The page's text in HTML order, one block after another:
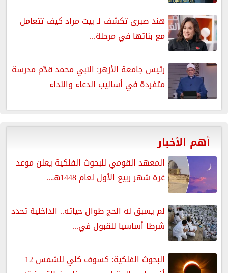
هند صبرى تكشف لـ بيت مراد كيف تتعامل
مع بناتها في مرحلة...
رئيس جامعة الأزهر: النبي محمد قدّم مدرسة
متفردة في أساليب الدعاء والنداء
أهم الأخبار
المعهد القومي للبحوث الفلكية يعلن موعد
غرة شهر ربيع الأول لعام 1448هـ...
لم يسبق له الحج طوال حياته.. الداخلية تحدد
شرطا أساسيا للقبول في...
البحوث الفلكية: كسوف كلي للشمس 12